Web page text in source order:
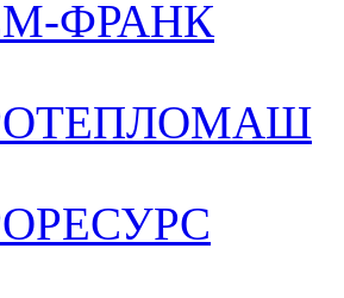
ФРАНК